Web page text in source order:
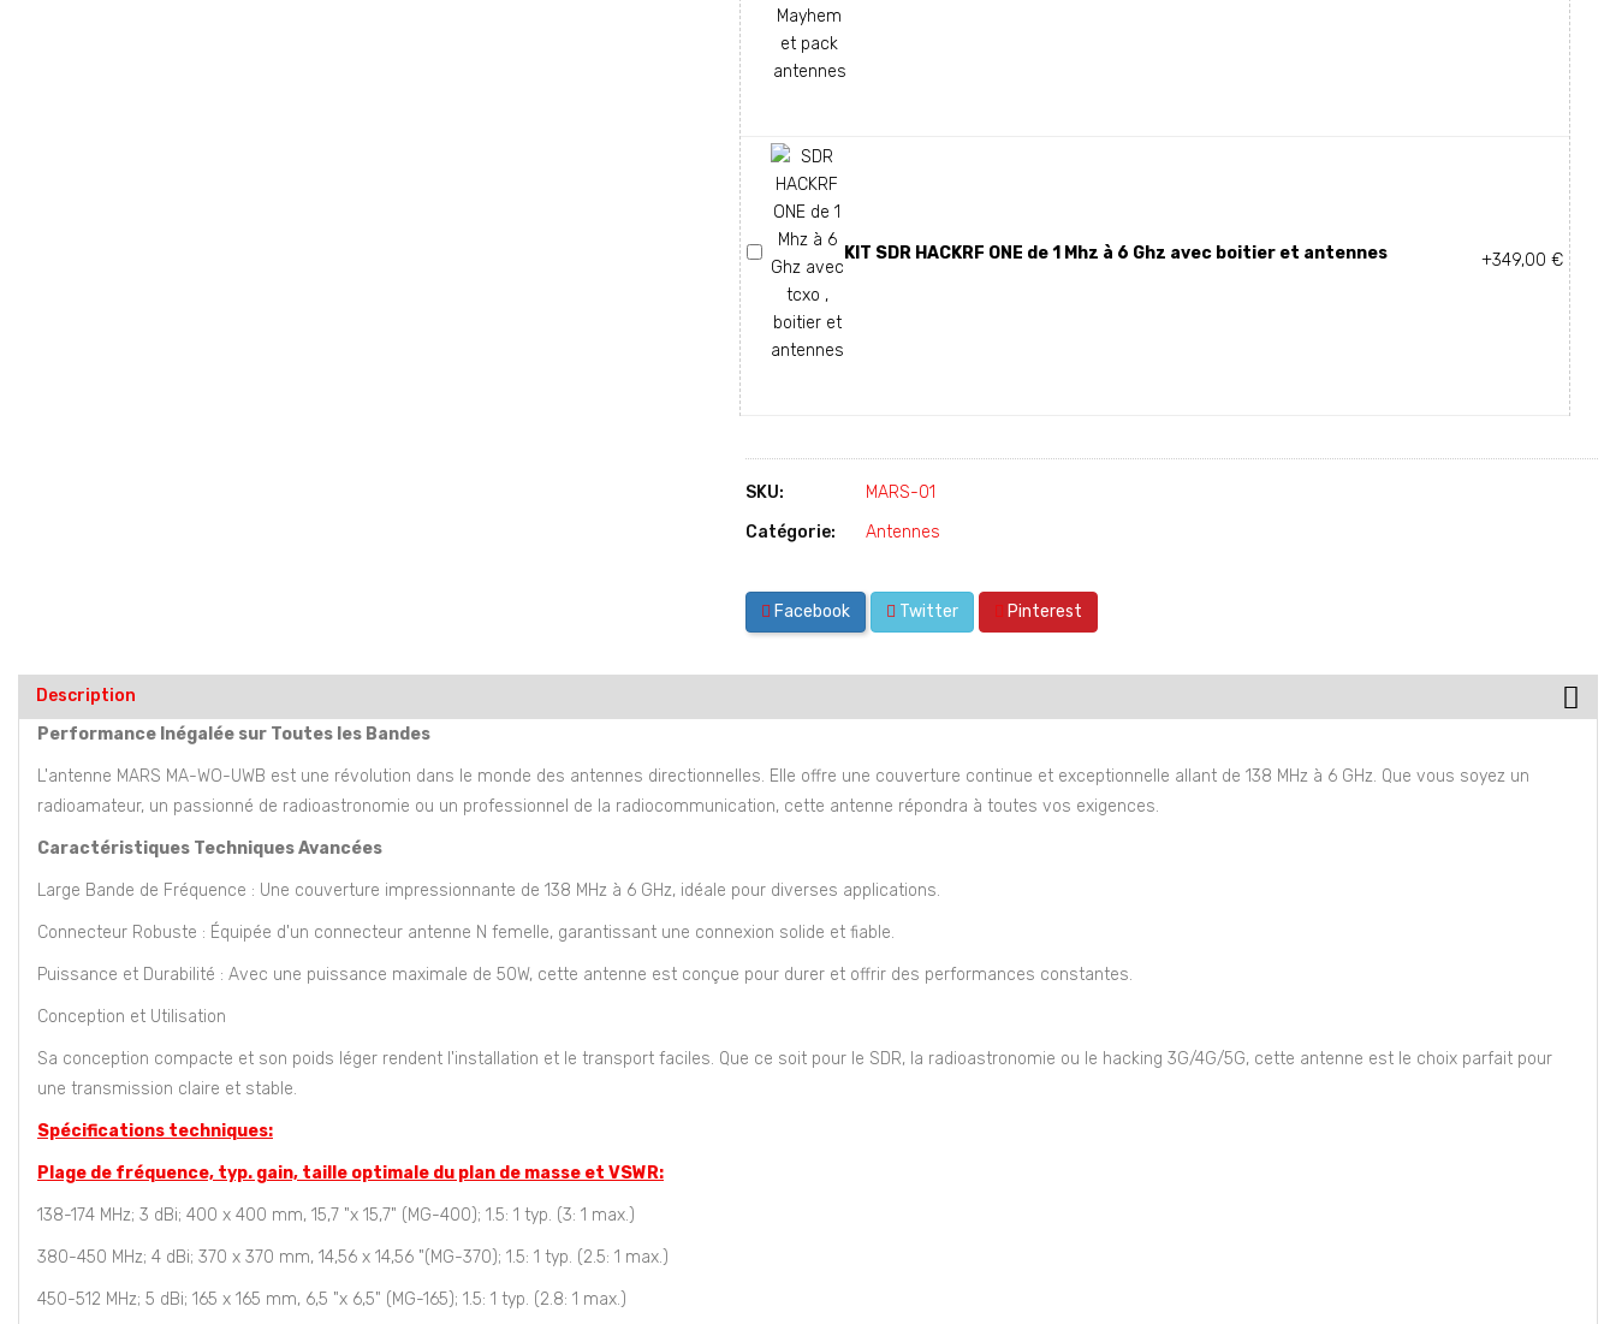
KIT SDR HACKRF ONE de 1 Mhz à 6 Ghz avec boitier et antennes +349,00 €
SKU:
MARS-01
Catégorie:
Antennes
Facebook Twitter Pinterest
Description
Performance Inégalée sur Toutes les Bandes
L'antenne MARS MA-WO-UWB est une révolution dans le monde des antennes directionnelles. Elle offre une couverture continue et exceptionnelle allant de 138 MHz à 6 GHz. Que vous soyez un
radioamateur, un passionné de radioastronomie ou un professionnel de la radiocommunication, cette antenne répondra à toutes vos exigences.
Caractéristiques Techniques Avancées
Large Bande de Fréquence : Une couverture impressionnante de 138 MHz à 6 GHz, idéale pour diverses applications.
Connecteur Robuste : Équipée d'un connecteur antenne N femelle, garantissant une connexion solide et fiable.
Puissance et Durabilité : Avec une puissance maximale de 50W, cette antenne est conçue pour durer et offrir des performances constantes.
Conception et Utilisation
Sa conception compacte et son poids léger rendent l'installation et le transport faciles. Que ce soit pour le SDR, la radioastronomie ou le hacking 3G/4G/5G, cette antenne est le choix parfait pour
une transmission claire et stable.
Spécifications techniques:
Plage de fréquence, typ. gain, taille optimale du plan de masse et VSWR:
138-174 MHz; 3 dBi; 400 x 400 mm, 15,7 "x 15,7" (MG-400); 1.5: 1 typ. (3: 1 max.)
380-450 MHz; 4 dBi; 370 x 370 mm, 14,56 x 14,56 "(MG-370); 1.5: 1 typ. (2.5: 1 max.)
450-512 MHz; 5 dBi; 165 x 165 mm, 6,5 "x 6,5" (MG-165); 1.5: 1 typ. (2.8: 1 max.)